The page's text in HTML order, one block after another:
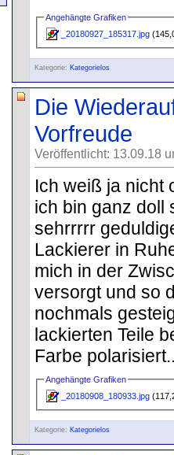
Angehängte Grafiken
_20180927_185317.jpg
Kategorie: Kategorielos
Die
Vorfreude
Veröffentlicht: 13.09.18
Ich weiß ja nicht
ich bin ganz doll
sehrrrrr
Lackierer in
mich in der
versorgt und so
nochmals
lackierten Teile
Farbe
Angehängte Grafiken
_20180908_180933.jpg
Kategorie: Kategorielos